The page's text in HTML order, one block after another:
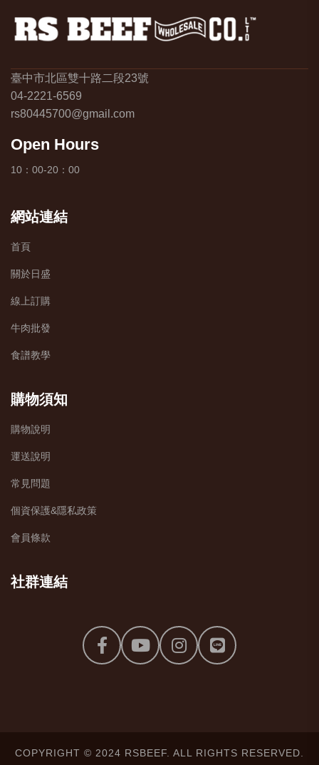
臺中市北區雙十路二段23號
04-2221-6569
rs80445700@gmail.com
Open Hours
10：00-20：00
網站連結
首頁
關於日盛
線上訂購
牛肉批發
食譜教學
購物須知
購物說明
運送說明
常見問題
個資保護&隱私政策
會員條款
社群連結
COPYRIGHT © 2024 RSBEEF. ALL RIGHTS RESERVED.